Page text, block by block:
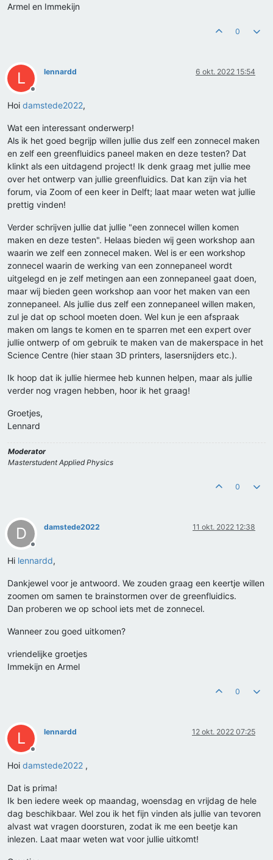
Armel en Immekijn
0
L
Offline
lennardd 6 okt. 2022 15:54
Hoi damstede2022,
Wat een interessant onderwerp!
Als ik het goed begrijp willen jullie dus zelf een zonnecel maken
en zelf een greenfluidics paneel maken en deze testen? Dat
klinkt als een uitdagend project! Ik denk graag met jullie mee
over het ontwerp van jullie greenfluidics. Dat kan zijn via het
forum, via Zoom of een keer in Delft; laat maar weten wat jullie
prettig vinden!
Verder schrijven jullie dat jullie "een zonnecel willen komen
maken en deze testen". Helaas bieden wij geen workshop aan
waarin we zelf een zonnecel maken. Wel is er een workshop
zonnecel waarin de werking van een zonnepaneel wordt
uitgelegd en je zelf metingen aan een zonnepaneel gaat doen,
maar wij bieden geen workshop aan voor het maken van een
zonnepaneel. Als jullie dus zelf een zonnepaneel willen maken,
zul je dat op school moeten doen. Wel kun je een afspraak
maken om langs te komen en te sparren met een expert over
jullie ontwerp of om gebruik te maken van de makerspace in het
Science Centre (hier staan 3D printers, lasersnijders etc.).
Ik hoop dat ik jullie hiermee heb kunnen helpen, maar als jullie
verder nog vragen hebben, hoor ik het graag!
Groetjes,
Lennard
Moderator
Masterstudent Applied Physics
0
D
Offline
damstede2022 11 okt. 2022 12:38
Hi lennardd,
Dankjewel voor je antwoord. We zouden graag een keertje willen
zoomen om samen te brainstormen over de greenfluidics.
Dan proberen we op school iets met de zonnecel.
Wanneer zou goed uitkomen?
vriendelijke groetjes
Immekijn en Armel
0
L
Offline
lennardd 12 okt. 2022 07:25
Hoi damstede2022 ,
Dat is prima!
Ik ben iedere week op maandag, woensdag en vrijdag de hele
dag beschikbaar. Wel zou ik het fijn vinden als jullie van tevoren
alvast wat vragen doorsturen, zodat ik me een beetje kan
inlezen. Laat maar weten wat voor jullie uitkomt!